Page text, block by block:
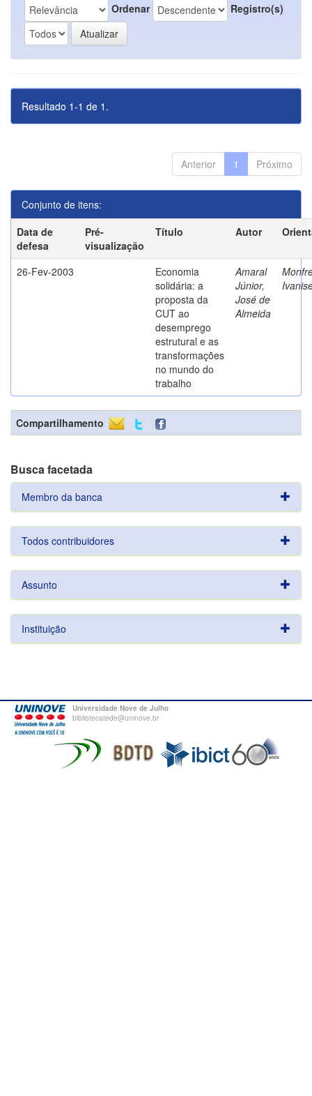
Ordenar Registro(s)
Resultado 1-1 de 1.
Anterior 1 Próximo
Conjunto de itens:
Data de
defesa
Pré-
visualização
Título Autor
26-Fev-2003
Economia
solidária: a
proposta da
CUT ao
desemprego
estrutural e as
transformações
no mundo do
trabalho
Amaral
Júnior,
José de
Almeida
Compartilhamento
Busca facetada
Membro da banca
Todos contribuidores
Assunto
Instituição
Universidade Nove de Julho
bibliotecatede@uninove.br